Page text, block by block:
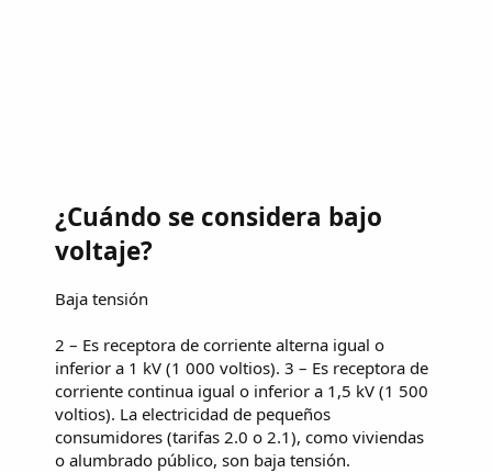
¿Cuándo se considera bajo
voltaje?
Baja tensión
2 – Es receptora de corriente alterna igual o
inferior a 1 kV (1 000 voltios). 3 – Es receptora de
corriente continua igual o inferior a 1,5 kV (1 500
voltios). La electricidad de pequeños
consumidores (tarifas 2.0 o 2.1), como viviendas
o alumbrado público, son baja tensión.